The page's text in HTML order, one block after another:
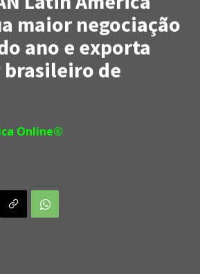
maior negociação
ano e exporta
de
Online®